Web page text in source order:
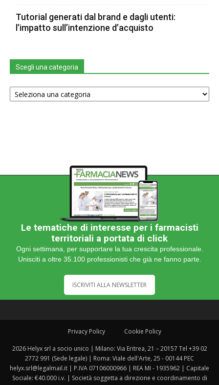
Tutorial generati dal brand e dagli utenti:
l’impatto sull’intenzione d’acquisto
Scegli una categoria
Scegli
una
Le tematiche di interesse per i farmacisti
territoriali a portata di click
Ogni settimana, per supportare la tua crescita professionale.
Unisciti a oltre 35.100 professionisti che già ne fanno parte.
ISCRIVITI ALLA NEWSLETTER
Privacy Policy Cookie Policy
2026 Helyx srl a socio unico | Milano: Via Eritrea, 21 – 20157 Tel +39 02
2772 991 (Sede legale) | Roma: Viale dell'Arte, 25 - 00144 PEC
helyx.srl@legalmail.it | P.IVA 07106000966 | REA MI - 1935962 | Capitale
Sociale: €40.000 i.v. | Società soggetta a direzione e coordinamento di